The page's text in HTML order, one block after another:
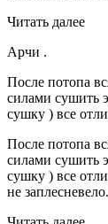
Читать далее
Арчи .
После потопа
силами сушить
сушку ) все
После потопа
силами сушить
сушку ) все
не